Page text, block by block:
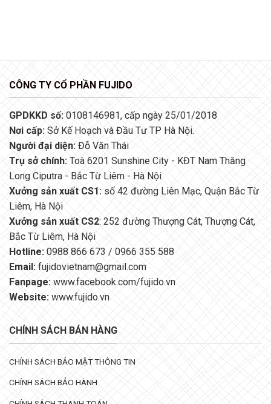
CÔNG TY CỔ PHẦN FUJIDO
GPDKKD số: 0108146981, cấp ngày 25/01/2018
Nơi cấp: Sở Kế Hoạch và Đầu Tư TP Hà Nội.
Người đại diện: Đỗ Văn Thái
Trụ sở chính: Toà 6201 Sunshine City - KĐT Nam Thăng
Long Ciputra - Bắc Từ Liêm - Hà Nội
Xưởng sản xuất CS1: số 42 đường Liên Mạc, Quận Bắc Từ
Liêm, Hà Nội
Xưởng sản xuất CS2: 252 đường Thượng Cát, Thượng Cát,
Bắc Từ Liêm, Hà Nội
Hotline:0988 866 673 / 0966 355 588
Email: fujidovietnam@gmail.com
Fanpage:www.facebook.com/fujido.vn
Website: www.fujido.vn
CHÍNH SÁCH BÁN HÀNG
CHÍNH SÁCH BẢO MẬT THÔNG TIN
CHÍNH SÁCH BẢO HÀNH